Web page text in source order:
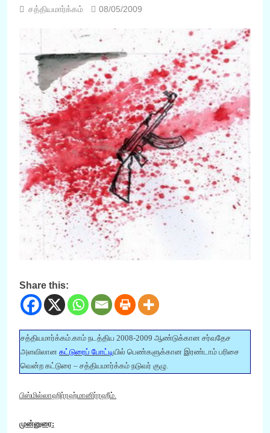
சத்தியமார்க்கம் 08/05/2009
Share this:
சத்தியமார்க்கம்.காம் நடத்திய 2008-2009 ஆண்டுக்கான சர்வதேச
அளவிலான கட்டுரைப் போட்டியில் பெண்களுக்கான இரண்டாம் பரிசை
வென்ற கட்டுரை – சத்தியமார்க்கம் நடுவர் குழு.
பிஸ்மில்லாஹிர்ரஹ்மானிர்ரஹீம்.
முன்னுரை: